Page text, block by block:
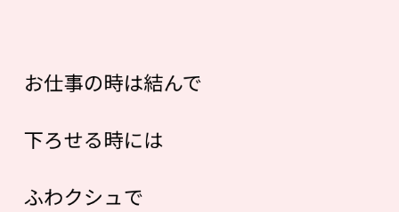
お仕事の時は結んで
下ろせる時には
ふわクシュで